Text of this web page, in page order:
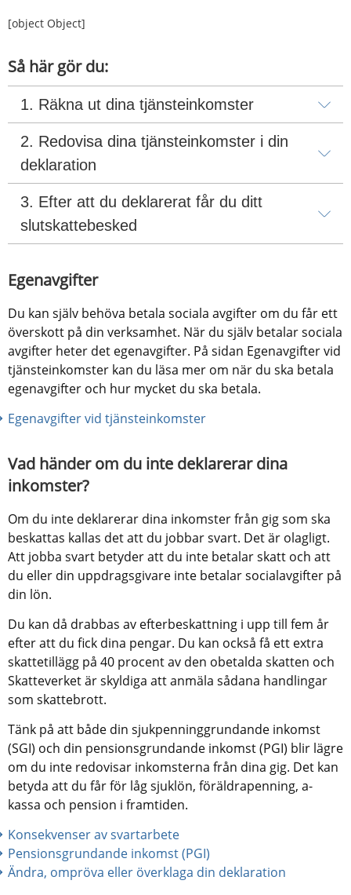
[object Object]
Så här gör du:
1. Räkna ut dina tjänsteinkomster
2. Redovisa dina tjänsteinkomster i din
deklaration
3. Efter att du deklarerat får du ditt
slutskattebesked
Egenavgifter
Du kan själv behöva betala sociala avgifter om du får ett
överskott på din verksamhet. När du själv betalar sociala
avgifter heter det egenavgifter. På sidan Egenavgifter vid
tjänsteinkomster kan du läsa mer om när du ska betala
egenavgifter och hur mycket du ska betala.
Egenavgifter vid tjänsteinkomster
Vad händer om du inte deklarerar dina
inkomster?
Om du inte deklarerar dina inkomster från gig som ska
beskattas kallas det att du jobbar svart. Det är olagligt.
Att jobba svart betyder att du inte betalar skatt och att
du eller din uppdragsgivare inte betalar socialavgifter på
din lön.
Du kan då drabbas av efterbeskattning i upp till fem år
efter att du fick dina pengar. Du kan också få ett extra
skattetillägg på 40 procent av den obetalda skatten och
Skatteverket är skyldiga att anmäla sådana handlingar
som skattebrott.
Tänk på att både din sjukpenninggrundande inkomst
(SGI) och din pensionsgrundande inkomst (PGI) blir lägre
om du inte redovisar inkomsterna från dina gig. Det kan
betyda att du får för låg sjuklön, föräldrapenning, a-
kassa och pension i framtiden.
Konsekvenser av svartarbete
Pensionsgrundande inkomst (PGI)
Ändra, ompröva eller överklaga din deklaration